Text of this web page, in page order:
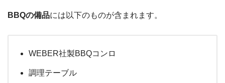
BBQの備品には以下のものが含まれます。
WEBER社製BBQコンロ
調理テーブル